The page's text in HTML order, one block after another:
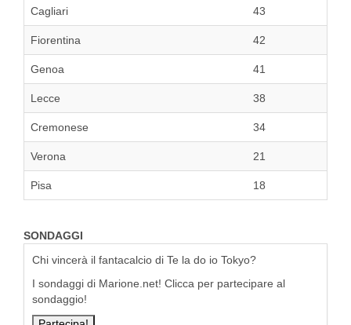
Cagliari 43
Fiorentina 42
Genoa 41
Lecce 38
Cremonese 34
Verona 21
Pisa 18
SONDAGGI
Chi vincerà il fantacalcio di Te la do io Tokyo?
I sondaggi di Marione.net! Clicca per partecipare al
sondaggio!